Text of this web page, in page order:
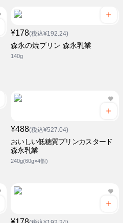
¥178(税込¥192.24)
森永の焼プリン 森永乳業
140g
¥488(税込¥527.04)
おいしい低糖質プリンカスタード
森永乳業
240g(60g×4個)